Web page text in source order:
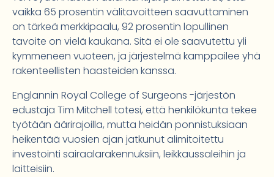
vaikka 65 prosentin välitavoitteen saavuttaminen
on tärkeä merkkipaalu, 92 prosentin lopullinen
tavoite on vielä kaukana. Sitä ei ole saavutettu yli
kymmeneen vuoteen, ja järjestelmä kamppailee yhä
rakenteellisten haasteiden kanssa.
Englannin Royal College of Surgeons -järjestön
edustaja Tim Mitchell totesi, että henkilökunta tekee
työtään äärirajoilla, mutta heidän ponnistuksiaan
heikentää vuosien ajan jatkunut alimitoitettu
investointi sairaalarakennuksiin, leikkaussaleihin ja
laitteisiin.